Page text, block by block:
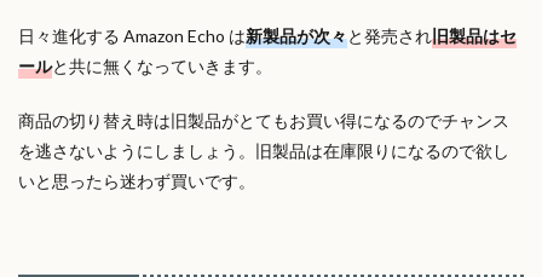
日々進化する Amazon Echo は新製品が次々と発売され旧製品はセ
ールと共に無くなっていきます。
商品の切り替え時は旧製品がとてもお買い得になるのでチャンス
を逃さないようにしましょう。旧製品は在庫限りになるので欲し
いと思ったら迷わず買いです。